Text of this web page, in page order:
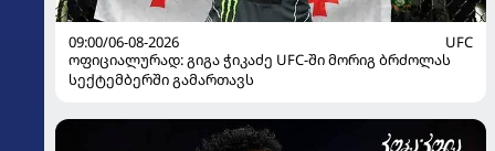
09:00/06-08-2026
UFC
ოფიციალურად: გიგა ჭიკაძე UFC-ში მორიგ ბრძოლას
სექტემბერში გამართავს